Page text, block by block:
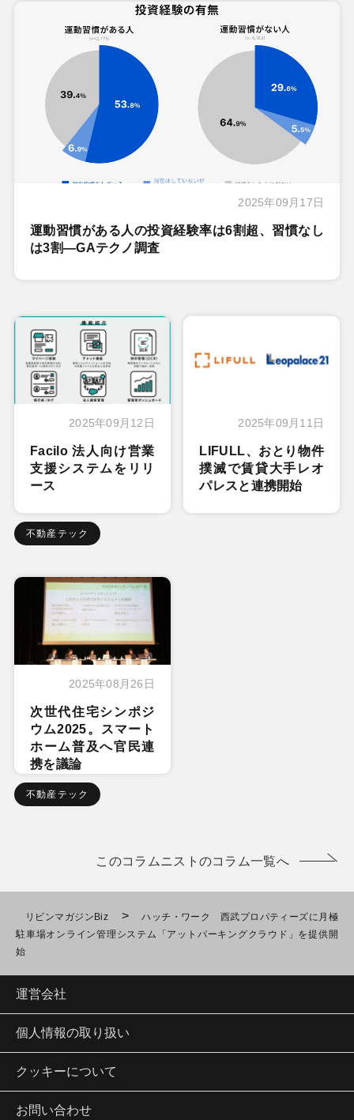
2025年09月17日
運動習慣がある人の投資経験率は6割超、習慣なし
は3割―GAテクノ調査
2025年09月12日
Facilo 法人向け営業
支援システムをリリ
ース
不動産テック
2025年09月11日
LIFULL、おとり物件
撲滅で賃貸大手レオ
パレスと連携開始
2025年08月26日
次世代住宅シンポジ
ウム2025。スマート
ホーム普及へ官民連
携を議論
不動産テック
このコラムニストのコラム一覧へ
リビンマガジンBiz >
ハッチ・ワーク 西武プロパティーズに月極
駐車場オンライン管理システム「アットパーキングクラウド」を提供開
始
運営会社
個人情報の取り扱い
クッキーについて
お問い合わせ